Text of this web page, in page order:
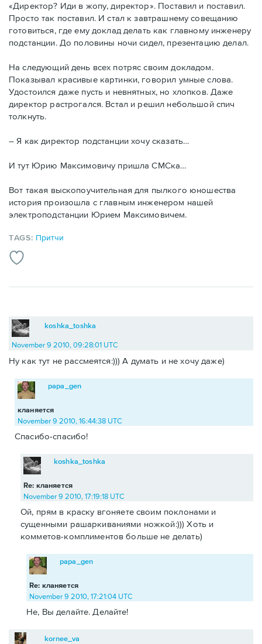
«Директор? Иди в жопу, директор». Поставил и поставил.
Просто так поставил. И стал к завтрашнему совещанию
готовиться, где ему доклад делать как главному инженеру
подстанции. До половины ночи сидел, презентацию делал.
На следующий день всех потряс своим докладом.
Показывал красивые картинки, говорил умные слова.
Удостоился даже пусть и невнятных, но хлопков. Даже
директор растрогался. Встал и решил небольшой спич
толкнуть.
– Я как директор подстанции хочу сказать…
И тут Юрию Максимовичу пришла СМСка…
Вот такая выскопоучительная для пылкого юношества
история произошла с главным инженером нашей
электроподстанции Юрием Максимовичем.
TAGS: Притчи
koshka_toshka
November 9 2010, 09:28:01 UTC
Ну как тут не рассмеятся:))) А думать и не хочу даже)
кланяется
papa_gen
November 9 2010, 16:44:38 UTC
Спасибо-спасибо!
Re: кланяется
koshka_toshka
November 9 2010, 17:19:18 UTC
Ой, прям в краску вгоняете своим поклонами и
сущенными рашаркиваниями ножкой:))) Хоть и
комметов-комплиментов больше не делать)
Re: кланяется
papa_gen
November 9 2010, 17:21:04 UTC
Не, Вы делайте. Делайте!
kornee_va